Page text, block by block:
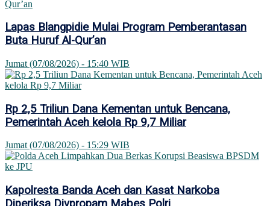
Lapas Blangpidie Mulai Program Pemberantasan
Buta Huruf Al-Qur’an
Jumat (07/08/2026) - 15:40 WIB
Rp 2,5 Triliun Dana Kementan untuk Bencana,
Pemerintah Aceh kelola Rp 9,7 Miliar
Jumat (07/08/2026) - 15:29 WIB
Kapolresta Banda Aceh dan Kasat Narkoba